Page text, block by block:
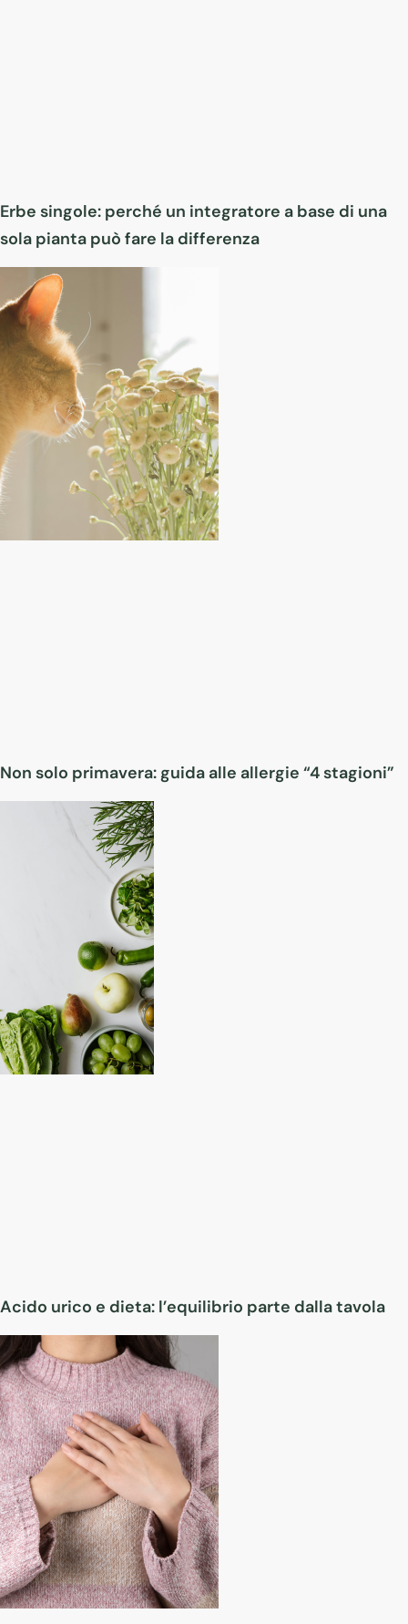
Erbe singole: perché un integratore a base di una
sola pianta può fare la differenza
Non solo primavera: guida alle allergie “4 stagioni”
Acido urico e dieta: l’equilibrio parte dalla tavola